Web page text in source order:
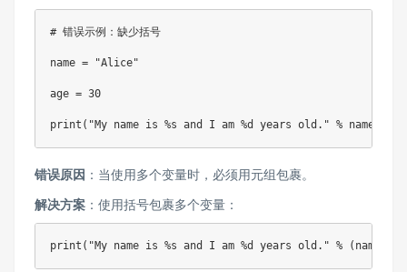
# 错误示例：缺少括号
name = "Alice"
age = 30
print ( "My name is %s and I am %d years old." % name
错误原因 ：当使用多个变量时，必须用元组包裹。
解决方案 ：使用括号包裹多个变量：
print ( "My name is %s and I am %d years old." % ( name